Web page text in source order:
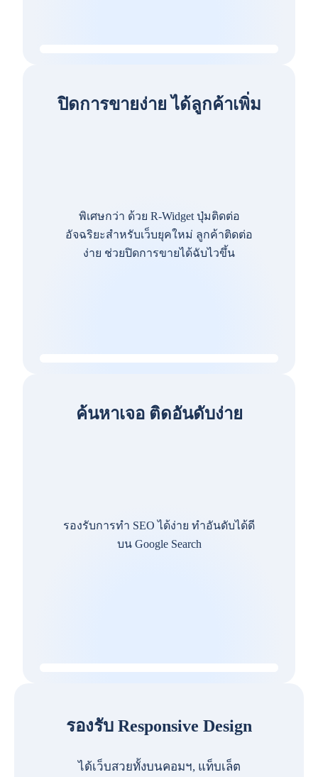
ปิดการขายง่าย ได้ลูกค้าเพิ่ม
พิเศษกว่า ด้วย R-Widget ปุ่มติดต่อ
อัจฉริยะสำหรับเว็บยุคใหม่ ลูกค้าติดต่อ
ง่าย ช่วยปิดการขายได้ฉับไวขึ้น
ค้นหาเจอ ติดอันดับง่าย
รองรับการทำ SEO ได้ง่าย ทำอันดับได้ดี
บน Google Search
รองรับ Responsive Design
ได้เว็บสวยทั้งบนคอมฯ, แท็บเล็ต